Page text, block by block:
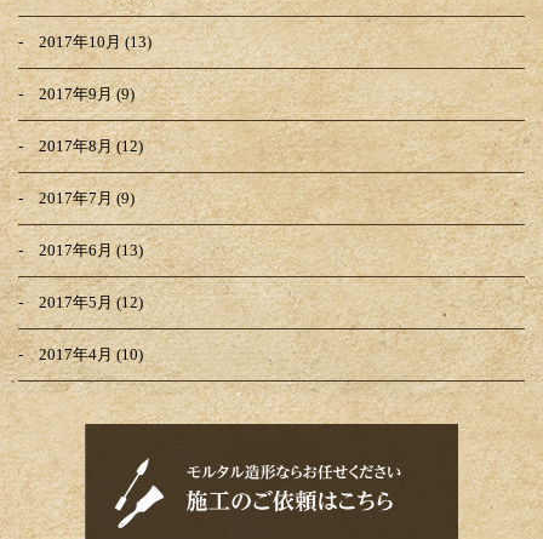
2017年10月(13)
2017年9月(9)
2017年8月(12)
2017年7月(9)
2017年6月(13)
2017年5月(12)
2017年4月(10)